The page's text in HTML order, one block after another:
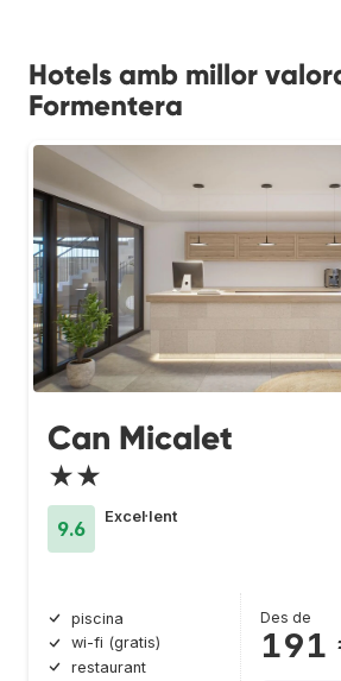
Hotels amb millor
Formentera
Can Micalet
★★
9.6
Excel·lent
piscina
wi-fi (gratis)
restaurant
Des de
191